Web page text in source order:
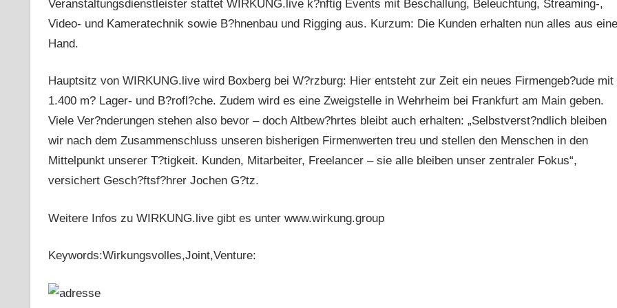
Veranstaltungsdienstleister stattet WIRKUNG.live k?nftig Events mit Beschallung, Beleuchtung, Streaming-,
Video- und Kameratechnik sowie B?hnenbau und Rigging aus. Kurzum: Die Kunden erhalten nun alles aus
Hand.
Hauptsitz von WIRKUNG.live wird Boxberg bei W?rzburg: Hier entsteht zur Zeit ein neues Firmengeb?ude mit
1.400 m? Lager- und B?rofl?che. Zudem wird es eine Zweigstelle in Wehrheim bei Frankfurt am Main geben.
Viele Ver?nderungen stehen also bevor – doch Altbew?hrtes bleibt auch erhalten: „Selbstverst?ndlich bleiben
wir nach dem Zusammenschluss unseren bisherigen Firmenwerten treu und stellen den Menschen in den
Mittelpunkt unserer T?tigkeit. Kunden, Mitarbeiter, Freelancer – sie alle bleiben unser zentraler Fokus“,
versichert Gesch?ftsf?hrer Jochen G?tz.
Weitere Infos zu WIRKUNG.live gibt es unter www.wirkung.group
Keywords:Wirkungsvolles,Joint,Venture: